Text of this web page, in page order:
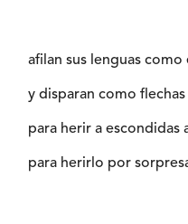
afilan sus lenguas como
y disparan como
para herir a escondidas
para herirlo por